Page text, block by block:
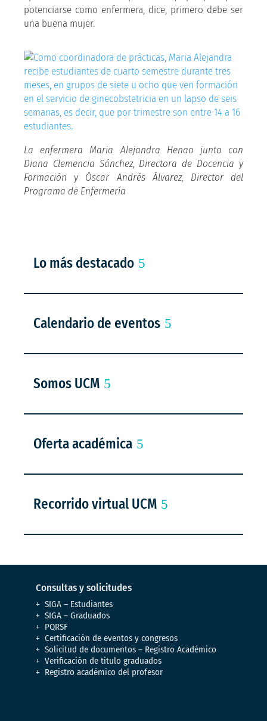
potenciarse como enfermera, dice, primero debe ser
una buena mujer.
La enfermera Maria Alejandra Henao junto con
Diana Clemencia Sánchez, Directora de Docencia y
Formación y Óscar Andrés Álvarez, Director del
Programa de Enfermería
Lo más destacado
Calendario de eventos
Somos UCM
Oferta académica
Recorrido virtual UCM
Consultas y solicitudes
SIGA – Estudiantes
SIGA – Graduados
PQRSF
Certificación de eventos y congresos
Solicitud de documentos – Registro Académico
Verificación de titulo graduados
Registro académico del profesor